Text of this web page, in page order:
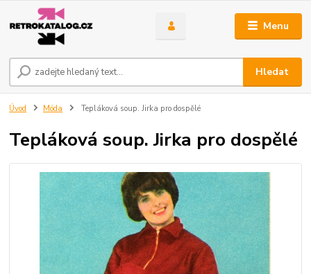
Menu
Hledat
Úvod Móda Tepláková soup. Jirka pro dospělé
Tepláková soup. Jirka pro dospělé